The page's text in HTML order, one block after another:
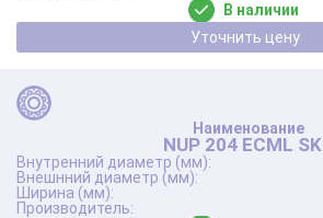
В наличии
Уточнить цену
NUP 204 ECML